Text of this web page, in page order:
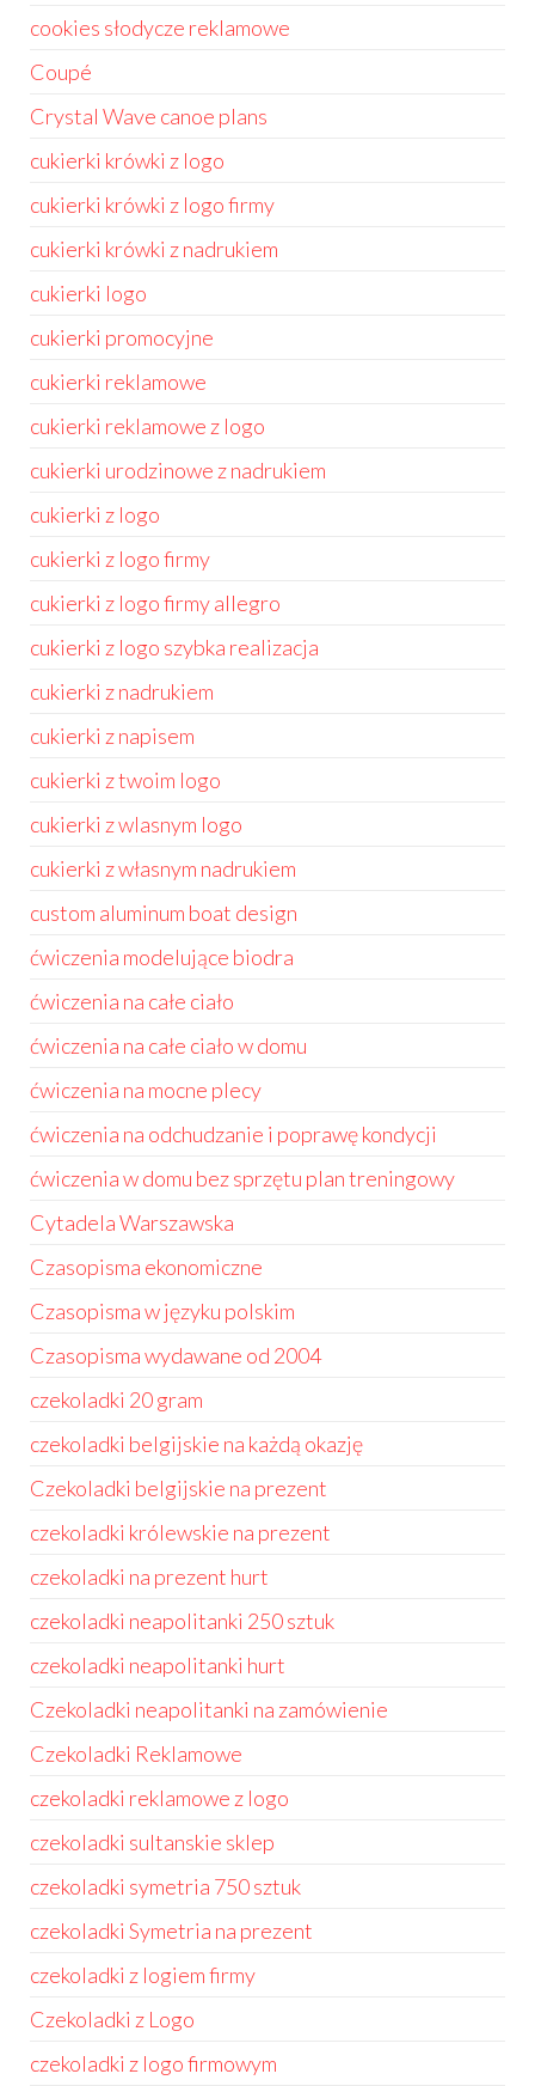
cookies słodycze reklamowe
Coupé
Crystal Wave canoe plans
cukierki krówki z logo
cukierki krówki z logo firmy
cukierki krówki z nadrukiem
cukierki logo
cukierki promocyjne
cukierki reklamowe
cukierki reklamowe z logo
cukierki urodzinowe z nadrukiem
cukierki z logo
cukierki z logo firmy
cukierki z logo firmy allegro
cukierki z logo szybka realizacja
cukierki z nadrukiem
cukierki z napisem
cukierki z twoim logo
cukierki z wlasnym logo
cukierki z własnym nadrukiem
custom aluminum boat design
ćwiczenia modelujące biodra
ćwiczenia na całe ciało
ćwiczenia na całe ciało w domu
ćwiczenia na mocne plecy
ćwiczenia na odchudzanie i poprawę kondycji
ćwiczenia w domu bez sprzętu plan treningowy
Cytadela Warszawska
Czasopisma ekonomiczne
Czasopisma w języku polskim
Czasopisma wydawane od 2004
czekoladki 20 gram
czekoladki belgijskie na każdą okazję
Czekoladki belgijskie na prezent
czekoladki królewskie na prezent
czekoladki na prezent hurt
czekoladki neapolitanki 250 sztuk
czekoladki neapolitanki hurt
Czekoladki neapolitanki na zamówienie
Czekoladki Reklamowe
czekoladki reklamowe z logo
czekoladki sultanskie sklep
czekoladki symetria 750 sztuk
czekoladki Symetria na prezent
czekoladki z logiem firmy
Czekoladki z Logo
czekoladki z logo firmowym